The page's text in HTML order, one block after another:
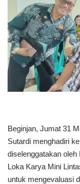
Beginjan, Jumat 31
Sutardi menghadiri
diselenggatakan
Loka Karya Mini
untuk mengevaluasi